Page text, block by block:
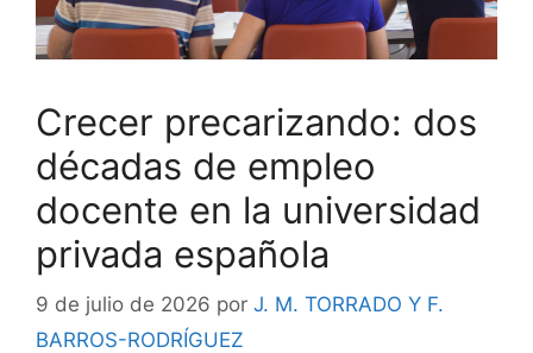
Crecer precarizando: dos
décadas de empleo
docente en la universidad
privada española
9 de julio de 2026 por J. M. TORRADO Y F.
BARROS-RODRÍGUEZ